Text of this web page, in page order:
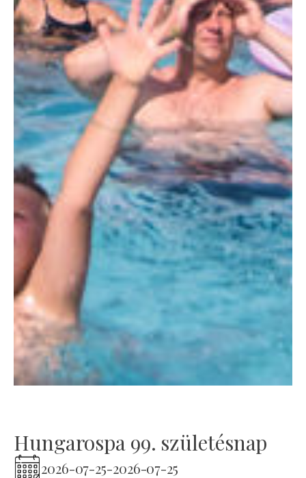
Hungarospa 99. születésnap
2026-07-25-2026-07-25